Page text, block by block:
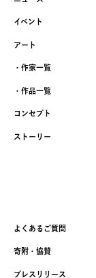
イベント
アート
・作家一覧
・作品一覧
コンセプト
ストーリー
よくあるご質問
寄附・協賛
プレスリリース